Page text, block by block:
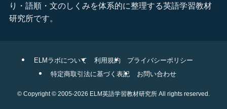
り・語順・文のしくみを体系的に整理する英語学習教材
研究所です。
ELMラボについて 利用規約
プライバシーポリシー
特定商取引法に基づく表記
お問い合わせ
© Copyright © 2005-2026 ELM英語学習教材研究所 All rights reserved.